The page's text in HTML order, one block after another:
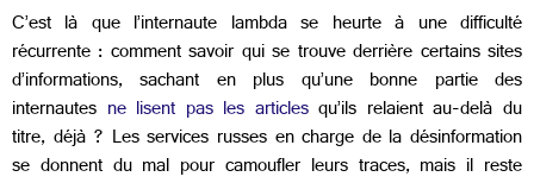
C’est là que l’internaute lambda se heurte à une difficulté
récurrente : comment savoir qui se trouve derrière certains sites
d’informations, sachant en plus qu’une bonne partie des
internautes ne lisent pas les articlesqu’ils relaient au-delà du
titre, déjà ? Les services russes en charge de la désinformation
se donnent du mal pour camoufler leurs traces, mais il reste